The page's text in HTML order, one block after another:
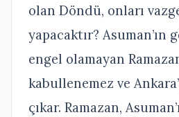
olan Döndü, onları
yapacaktır? Asuman’ın
engel olamayan
kabullenemez ve
çıkar. Ramazan,